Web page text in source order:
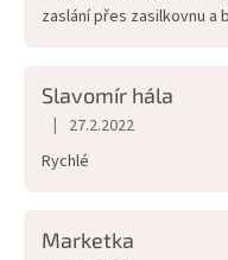
zaslání přes zasilkovnu a
Slavomír hála
Hodnocení obchodu je 5 z
| 27.2.2022
Rychlé
Marketka